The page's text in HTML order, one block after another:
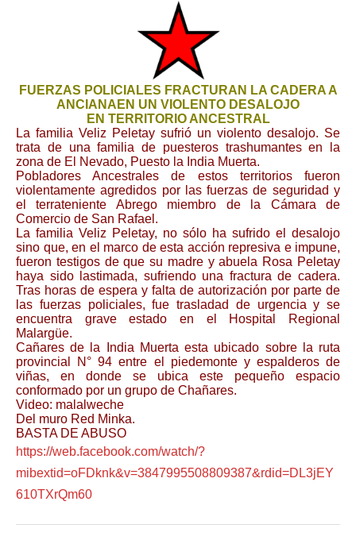
FUERZAS POLICIALES FRACTURAN LA CADERA A
ANCIANAEN UN VIOLENTO DESALOJO
EN TERRITORIO ANCESTRAL
La familia Veliz Peletay sufrió un violento desalojo. Se
trata de una familia de puesteros trashumantes en la
zona de El Nevado, Puesto la India Muerta.
Pobladores Ancestrales de estos territorios fueron
violentamente agredidos por las fuerzas de seguridad y
el terrateniente Abrego miembro de la Cámara de
Comercio de San Rafael.
La familia Veliz Peletay, no sólo ha sufrido el desalojo
sino que, en el marco de esta acción represiva e impune,
fueron testigos de que su madre y abuela Rosa Peletay
haya sido lastimada, sufriendo una fractura de cadera.
Tras horas de espera y falta de autorización por parte de
las fuerzas policiales, fue trasladad de urgencia y se
encuentra grave estado en el Hospital Regional
Malargüe.
Cañares de la India Muerta esta ubicado sobre la ruta
provincial N° 94 entre el piedemonte y espalderos de
viñas, en donde se ubica este pequeño espacio
conformado por un grupo de Chañares.
Video: malalweche
Del muro Red Minka.
BASTA DE ABUSO
https://web.facebook.com/watch/?
mibextid=oFDknk&v=3847995508809387&rdid=DL3jEY
610TXrQm60